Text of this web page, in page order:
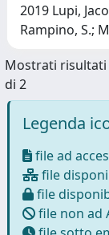
2019 Lupi,
Rampino, S.;
Mostrati risultati
di 2
Legenda
file ad
file
file
file non ad